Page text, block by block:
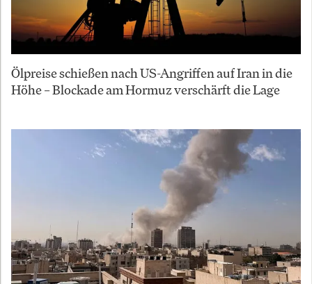
Ölpreise schießen nach US-Angriffen auf Iran in die
Höhe – Blockade am Hormuz verschärft die Lage